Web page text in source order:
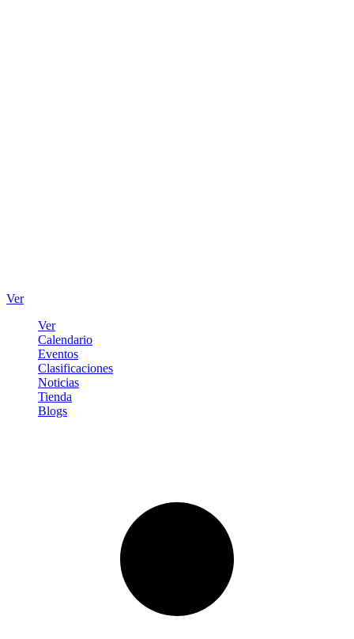
Ver
Ver
Calendario
Eventos
Clasificaciones
Noticias
Tienda
Blogs